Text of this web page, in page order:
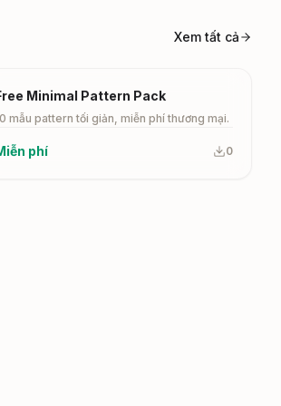
Xem tất cả
Minimal Pattern Pack
mẫu pattern tối giản, miễn phí thương mại.
phí 0